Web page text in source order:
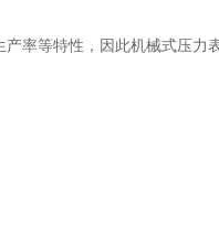
率等特性，因此机械式压力